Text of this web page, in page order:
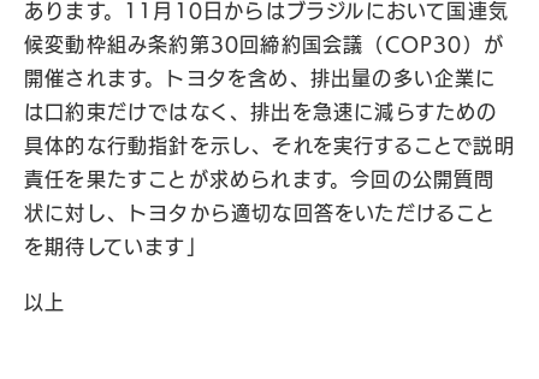
あります。11月10日からはブラジルにおいて国連気
候変動枠組み条約第30回締約国会議（COP30）が
開催されます。トヨタを含め、排出量の多い企業に
は口約束だけではなく、排出を急速に減らすための
具体的な行動指針を示し、それを実行することで説明
責任を果たすことが求められます。今回の公開質問
状に対し、トヨタから適切な回答をいただけること
を期待しています」
以上